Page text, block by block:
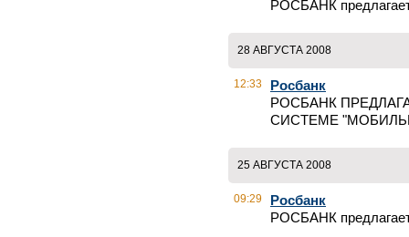
РОСБАНК
28 АВГУСТА 2008
12:33
Росбанк
РОСБАНК
СИСТЕМЕ
25 АВГУСТА 2008
09:29
Росбанк
РОСБАНК